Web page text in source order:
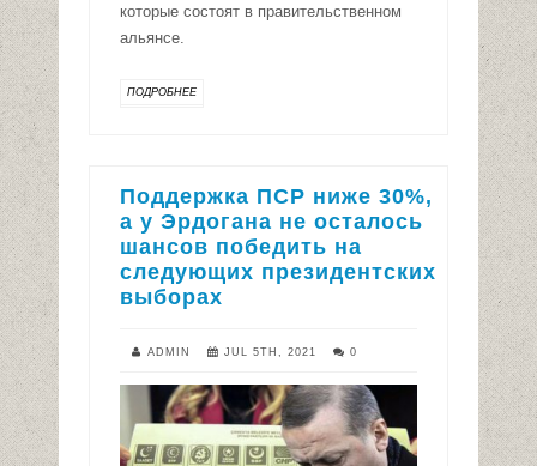
которые состоят в правительственном
альянсе.
ПОДРОБНЕЕ
Поддержка ПСР ниже 30%,
а у Эрдогана не осталось
шансов победить на
следующих президентских
выборах
ADMIN JUL 5TH, 2021 0